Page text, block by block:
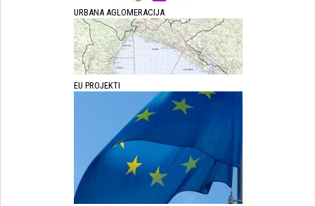
URBANA AGLOMERACIJA
EU PROJEKTI